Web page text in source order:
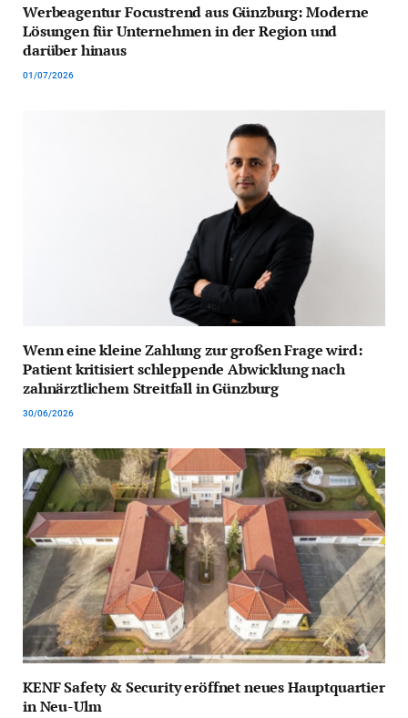
Werbeagentur Focustrend aus Günzburg: Moderne
Lösungen für Unternehmen in der Region und
darüber hinaus
01/07/2026
Wenn eine kleine Zahlung zur großen Frage wird:
Patient kritisiert schleppende Abwicklung nach
zahnärztlichem Streitfall in Günzburg
30/06/2026
KENF Safety & Security eröffnet neues Hauptquartier
in Neu-Ulm